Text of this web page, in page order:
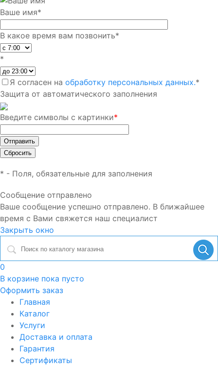
Ваше имя*
В какое время вам позвонить*
*
Я согласен на обработку персональных данных.*
Защита от автоматического заполнения
Введите символы с картинки*
* - Поля, обязательные для заполнения
Сообщение отправлено
Ваше сообщение успешно отправлено. В ближайшее
время с Вами свяжется наш специалист
Закрыть окно
0
В корзине пока пусто
Оформить заказ
Главная
Каталог
Услуги
Доставка и оплата
Гарантия
Сертификаты